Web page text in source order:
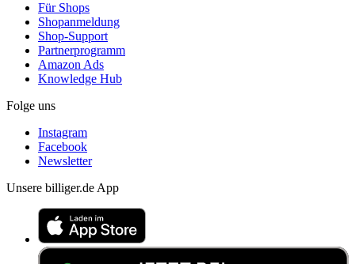
Für Shops
Shopanmeldung
Shop-Support
Partnerprogramm
Amazon Ads
Knowledge Hub
Folge uns
Instagram
Facebook
Newsletter
Unsere billiger.de App